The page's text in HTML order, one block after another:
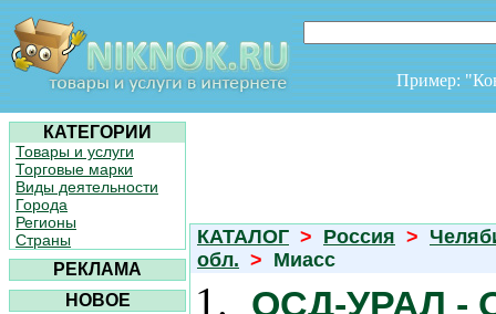
Пример:
КАТЕГОРИИ
Товары и услуги
Торговые марки
Виды деятельности
Города
Регионы
Страны
РЕКЛАМА
НОВОЕ
КАТАЛОГ > Россия >
обл. > Миасс
1. ОСД-УРАЛ -